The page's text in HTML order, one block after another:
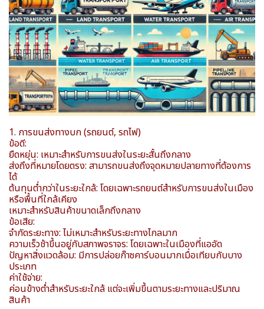
1. การขนส่งทางบก (รถยนต์, รถไฟ)
ข้อดี:
ยืดหยุ่น: เหมาะสำหรับการขนส่งในระยะสั้นถึงกลาง
ส่งถึงที่หมายโดยตรง: สามารถขนส่งถึงจุดหมายปลายทางที่ต้องการ
ได้
ต้นทุนต่ำกว่าในระยะใกล้: โดยเฉพาะรถยนต์สำหรับการขนส่งในเมือง
หรือพื้นที่ใกล้เคียง
เหมาะสำหรับสินค้าขนาดเล็กถึงกลาง
ข้อเสีย:
จำกัดระยะทาง: ไม่เหมาะสำหรับระยะทางไกลมาก
ความเร็วช้าขึ้นอยู่กับสภาพจราจร: โดยเฉพาะในเมืองที่แออัด
ปัญหาสิ่งแวดล้อม: มีการปล่อยก๊าซคาร์บอนมากเมื่อเทียบกับบาง
ประเภท
ค่าใช้จ่าย:
ค่อนข้างต่ำสำหรับระยะใกล้ แต่จะเพิ่มขึ้นตามระยะทางและปริมาณ
สินค้า